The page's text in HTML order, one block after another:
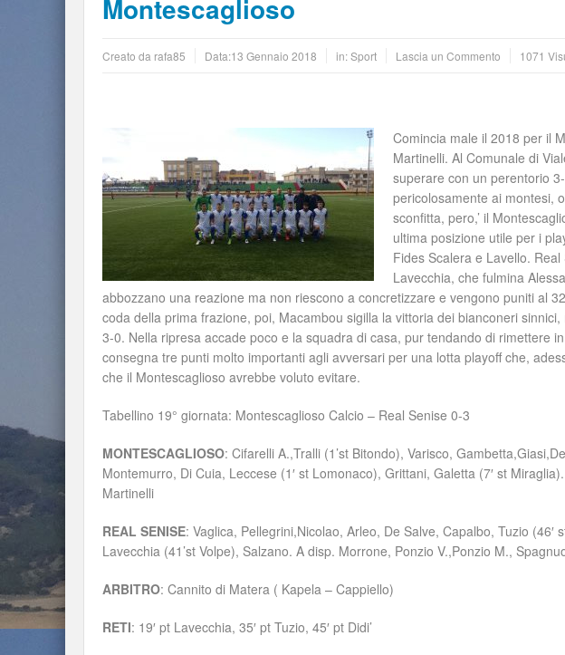
Montescaglioso
Creato da rafa85 Data:13 Gennaio 2018 in:Sport Lascia un Commento 1071
Comincia male il 2018 per il
Martinelli. Al Comunale di
superare con un perentorio
pericolosamente ai montesi,
sconfitta, pero,’ il
ultima posizione utile per i
Fides Scalera e Lavello.
Lavecchia, che fulmina
abbozzano una reazione ma non riescono a concretizzare e vengono puniti al
coda della prima frazione, poi, Macambou sigilla la vittoria dei bianconeri
3-0. Nella ripresa accade poco e la squadra di casa, pur tendando di rimettere
consegna tre punti molto importanti agli avversari per una lotta playoff che,
che il Montescaglioso avrebbe voluto evitare.
Tabellino 19° giornata: Montescaglioso Calcio – Real Senise 0-3
MONTESCAGLIOSO: Cifarelli A.,Tralli (1’st Bitondo), Varisco,
Montemurro, Di Cuia, Leccese (1′ st Lomonaco), Grittani, Galetta (7′ st
Martinelli
REAL SENISE: Vaglica, Pellegrini,Nicolao, Arleo, De Salve, Capalbo, Tuzio (46′
Lavecchia (41’st Volpe), Salzano. A disp. Morrone, Ponzio V.,Ponzio M.,
ARBITRO: Cannito di Matera ( Kapela – Cappiello)
RETI: 19′ pt Lavecchia, 35′ pt Tuzio, 45′ pt Didi’